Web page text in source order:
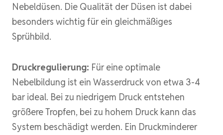
Nebeldüsen. Die Qualität der Düsen ist dabei
besonders wichtig für ein gleichmäßiges
Sprühbild.
Druckregulierung: Für eine optimale
Nebelbildung ist ein Wasserdruck von etwa 3-4
bar ideal. Bei zu niedrigem Druck entstehen
größere Tropfen, bei zu hohem Druck kann das
System beschädigt werden. Ein Druckminderer